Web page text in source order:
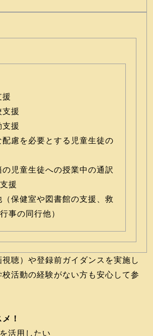
援
援
援
配慮を必要とする児童生徒の
の児童生徒への授業中の通訳
援
（保健室や図書館の支援、救
事の同行他）
聴）や登録前ガイダンスを実施し
活動の経験がない方も安心して参
！
活用したい